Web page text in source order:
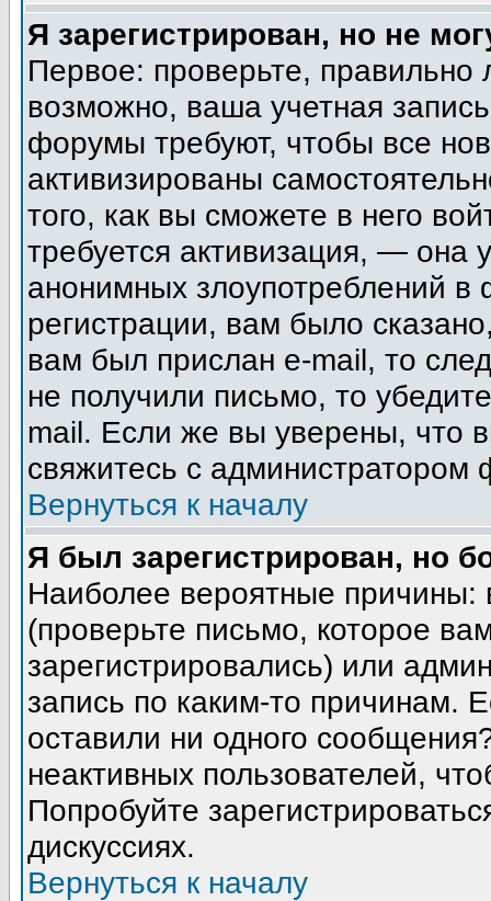
Я зарегистрирован, но не
Первое: проверьте,
возможно, ваша учетная
форумы требуют, чтобы все
активизированы
того, как вы сможете в него
требуется активизация, — она
анонимных злоупотреблений
регистрации, вам было
вам был прислан e-mail, то
не получили письмо, то
mail. Если же вы уверены, что
свяжитесь с администратором
Вернуться к началу
Я был зарегистрирован, но
Наиболее вероятные
(проверьте письмо, которое
зарегистрировались) или
запись по каким-то причинам.
оставили ни одного
неактивных пользователей,
Попробуйте
дискуссиях.
Вернуться к началу